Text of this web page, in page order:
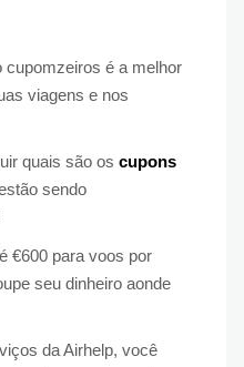
é a melhor
viagens e nos
quais são os cupons
sendo
€600 para voos por
seu dinheiro aonde
da Airhelp, você